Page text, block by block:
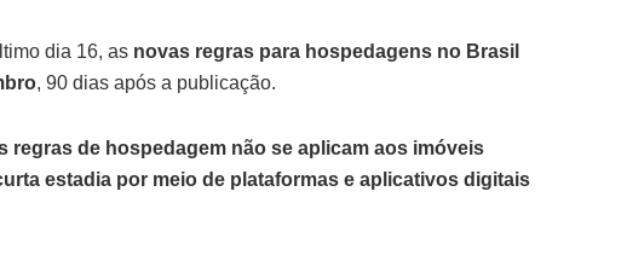
dia 16, as novas regras para hospedagens no Brasil
, 90 dias após a publicação.
regras de hospedagem não se aplicam aos imóveis
estadia por meio de plataformas e aplicativos digitais